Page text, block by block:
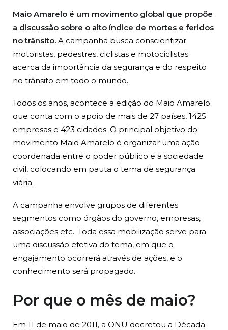
Maio Amarelo é um movimento global que propõe
a discussão sobre o alto índice de mortes e feridos
no trânsito. A campanha busca conscientizar
motoristas, pedestres, ciclistas e motociclistas
acerca da importância da segurança e do respeito
no trânsito em todo o mundo.
Todos os anos, acontece a edição do Maio Amarelo
que conta com o apoio de mais de 27 países, 1425
empresas e 423 cidades. O principal objetivo do
movimento Maio Amarelo é organizar uma ação
coordenada entre o poder público e a sociedade
civil, colocando em pauta o tema de segurança
viária.
A campanha envolve grupos de diferentes
segmentos como órgãos do governo, empresas,
associações etc.. Toda essa mobilização serve para
uma discussão efetiva do tema, em que o
engajamento ocorrerá através de ações, e o
conhecimento será propagado.
Por que o mês de maio?
Em 11 de maio de 2011, a ONU decretou a Década